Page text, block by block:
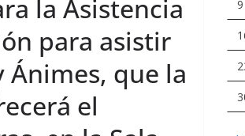
la Asistencia
para asistir
Ánimes, que la
el
9